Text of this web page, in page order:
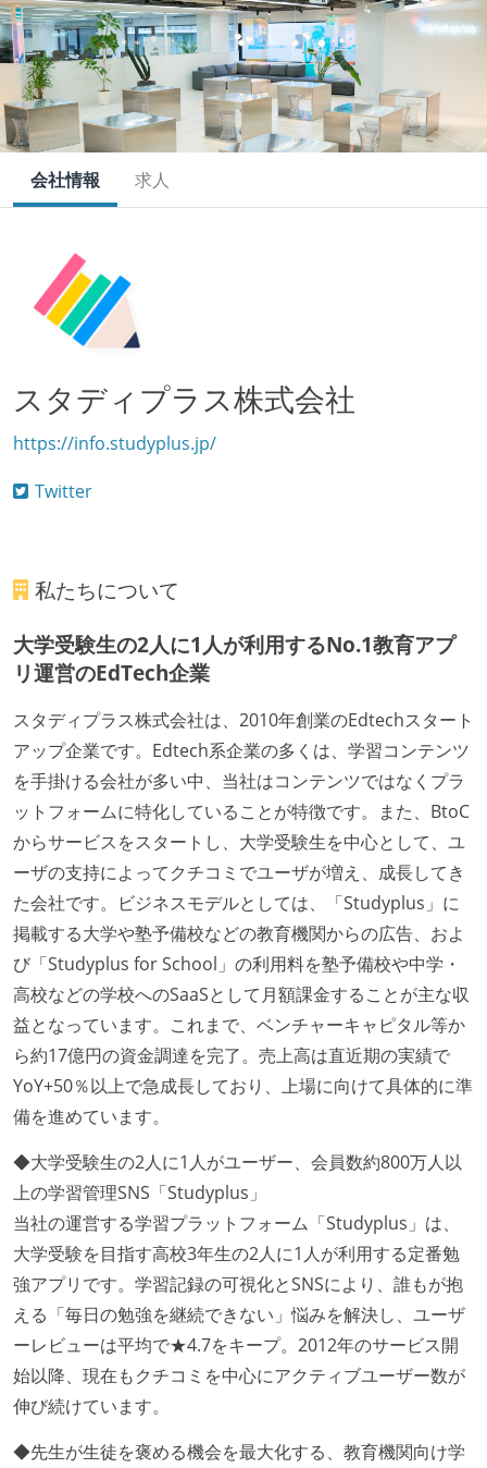
会社情報 求人
スタディプラス株式会社
https://info.studyplus.jp/
Twitter
私たちについて
大学受験生の2人に1人が利用するNo.1教育アプ
リ運営のEdTech企業
スタディプラス株式会社は、2010年創業のEdtechスタート
アップ企業です。Edtech系企業の多くは、学習コンテンツ
を手掛ける会社が多い中、当社はコンテンツではなくプラ
ットフォームに特化していることが特徴です。また、BtoC
からサービスをスタートし、大学受験生を中心として、ユ
ーザの支持によってクチコミでユーザが増え、成長してき
た会社です。ビジネスモデルとしては、「Studyplus」に
掲載する大学や塾予備校などの教育機関からの広告、およ
び「Studyplus for School」の利用料を塾予備校や中学・
高校などの学校へのSaaSとして月額課金することが主な収
益となっています。これまで、ベンチャーキャピタル等か
ら約17億円の資金調達を完了。売上高は直近期の実績で
YoY+50％以上で急成長しており、上場に向けて具体的に準
備を進めています。
◆大学受験生の2人に1人がユーザー、会員数約800万人以
上の学習管理SNS「Studyplus」
当社の運営する学習プラットフォーム「Studyplus」は、
大学受験を目指す高校3年生の2人に1人が利用する定番勉
強アプリです。学習記録の可視化とSNSにより、誰もが抱
える「毎日の勉強を継続できない」悩みを解決し、ユーザ
ーレビューは平均で★4.7をキープ。2012年のサービス開
始以降、現在もクチコミを中心にアクティブユーザー数が
伸び続けています。
◆先生が生徒を褒める機会を最大化する、教育機関向け学